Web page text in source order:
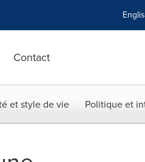
Contact
et style de vie Politique et